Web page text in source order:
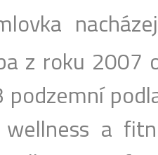
z roku 2007
podzemní
a